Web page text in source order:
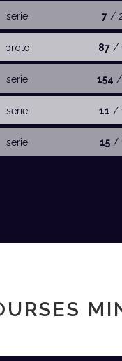
serie 7/
proto 87 /
serie 154 /
serie 11 /
serie 15 /